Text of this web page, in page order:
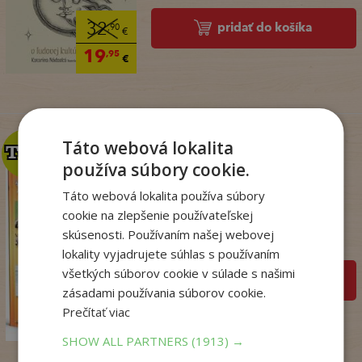
32,90€
19,95€
pridať do košíka
14,50 €
7,95
TOP
TOP
Zo sveta zvierat
. kolektív
Na sklade
pridať do košíka
Táto webová lokalita
používa súbory cookie.
Táto webová lokalita používa súbory
cookie na zlepšenie používateľskej
skúsenosti. Používaním našej webovej
lokality vyjadrujete súhlas s používaním
všetkých súborov cookie v súlade s našimi
zásadami používania súborov cookie.
Prečítať viac
SHOW ALL PARTNERS(1913) →